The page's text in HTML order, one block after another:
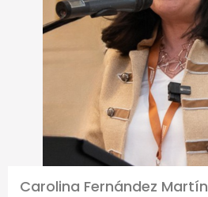
Carolina Fernández Martín